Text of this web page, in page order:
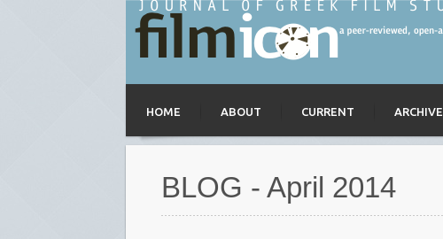
HOME ABOUT CURRENT ARCHIVE
BLOG - April 2014